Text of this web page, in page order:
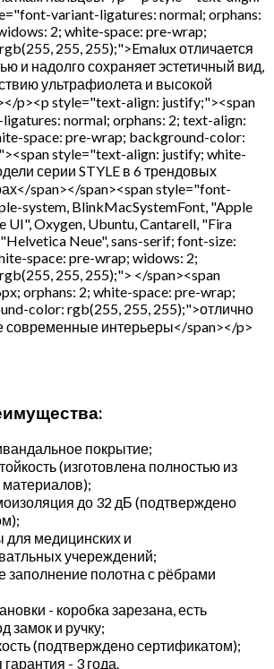
variant-ligatures: normal; orphans:
2; white-space: pre-wrap;
255, 255);">Emalux отличается
и надолго сохраняет эстетичный вид,
ультрафиолета и высокой
p><p style="text-align: justify;"><span
normal; orphans: 2; text-align:
space: pre-wrap; background-color:
style="text-align: justify; white-
серии STYLE в 6 трендовых
span></span><span style="font-
system, BlinkMacSystemFont, "Apple
UI", Oxygen, Ubuntu, Cantarell, "Fira
"Helvetica Neue", sans-serif; font-size:
space: pre-wrap; widows: 2;
255, 255);"> </span><span
orphans: 2; white-space: pre-wrap;
color: rgb(255, 255, 255);">отлично
интерьеры</span></p>
покрытие;
(изготовлена полностью из
до 32 дБ (подтверждено
для медицинских и
учереждений;
заполнение полотна с рёбрами
- коробка зарезана, есть
замок и ручку;
(подтверждено сертификатом);
- 3 года.